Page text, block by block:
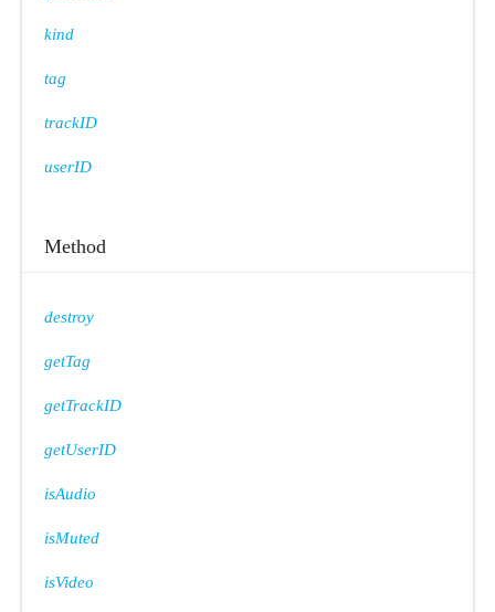
kind
tag
trackID
userID
Method
destroy
getTag
getTrackID
getUserID
isAudio
isMuted
isVideo